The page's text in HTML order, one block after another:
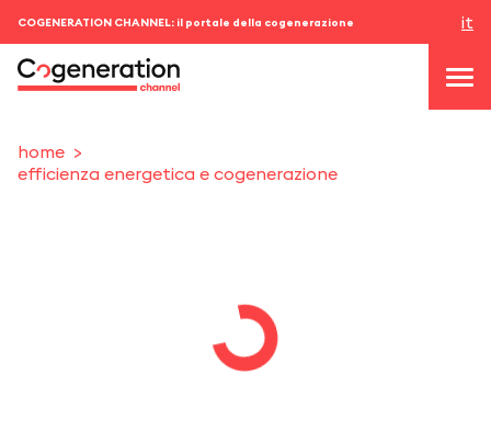
COGENERATION CHANNEL: il portale della cogenerazione it
home
efficienza energetica e cogenerazione